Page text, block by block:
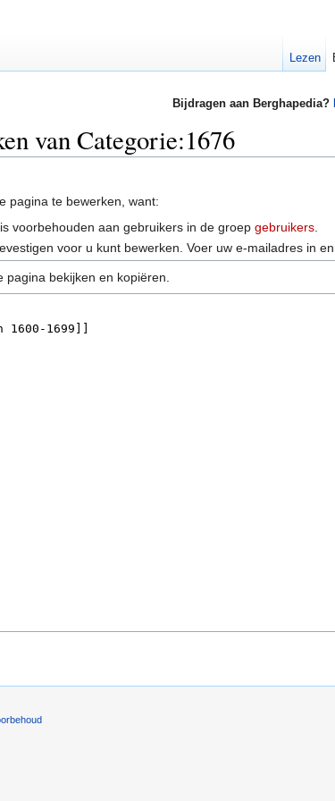
Bijdragen aan Berghapedia?
van Categorie:1676
pagina te bewerken, want:
voorbehouden aan gebruikers in de groepgebruikers
voor u kunt bewerken. Voer uw e-mailadres in
bekijken en kopiëren.
Lezen